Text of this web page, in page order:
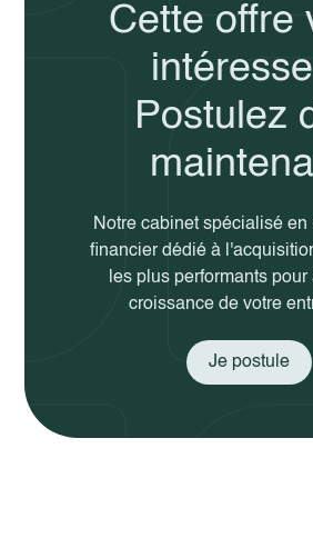
Cette offre
Postulez
Notre cabinet spécialisé en
financier dédié à
les plus performants pour
croissance de votre
Je postule